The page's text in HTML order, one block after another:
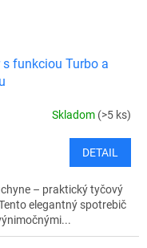
funkciou Turbo a
Skladom (>5 ks)
DETAIL
– praktický tyčový
elegantný spotrebič